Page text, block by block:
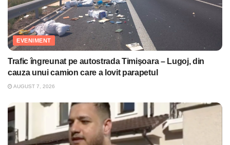
EVENIMENT
Trafic îngreunat pe autostrada Timişoara – Lugoj, din
cauza unui camion care a lovit parapetul
AUGUST 7, 2026